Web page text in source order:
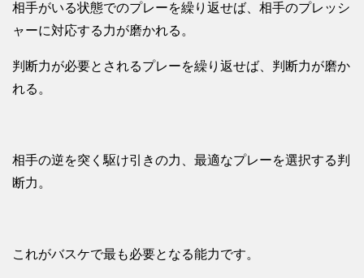
相手がいる状態でのプレーを繰り返せば、相手のプレッシ
ャーに対応する力が磨かれる。
判断力が必要とされるプレーを繰り返せば、判断力が磨か
れる。
相手の逆を突く駆け引きの力、最適なプレーを選択する判
断力。
これがバスケで最も必要となる能力です。